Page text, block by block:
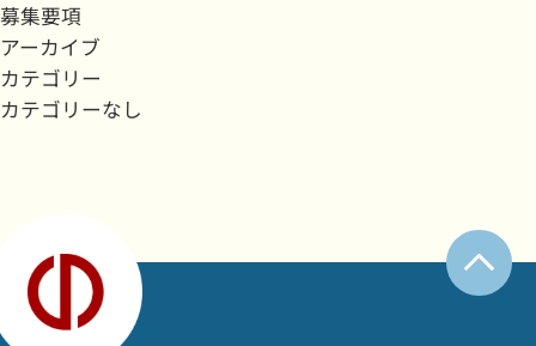
募集要項
アーカイブ
カテゴリー
カテゴリーなし